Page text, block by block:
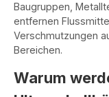
Baugruppen,
entfernen
Verschmutzungen
Bereichen.
Warum